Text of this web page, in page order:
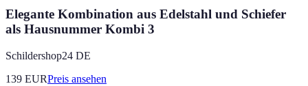
Elegante Kombination aus Edelstahl und Schiefer
als Hausnummer Kombi 3
Schildershop24 DE
139 EURPreis ansehen